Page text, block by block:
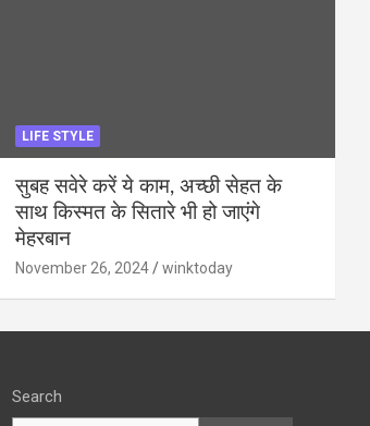
LIFE STYLE
सुबह सवेरे करें ये काम, अच्छी सेहत के
साथ किस्मत के सितारे भी हो जाएंगे
मेहरबान
November 26, 2024 winktoday
Search